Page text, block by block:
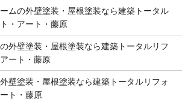
ムの外壁塗装・屋根塗装なら建築トータル
・アート・藤原
外壁塗装・屋根塗装なら建築トータルリフ
ート・藤原
壁塗装・屋根塗装なら建築トータルリフォ
ト・藤原